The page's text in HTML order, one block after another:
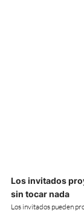
Los invitados
sin tocar nada
Los invitados pueden